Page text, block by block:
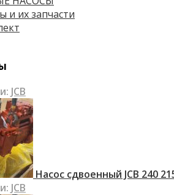
и их запчасти
JCB
Насос сдвоенный JCB 240
JCB